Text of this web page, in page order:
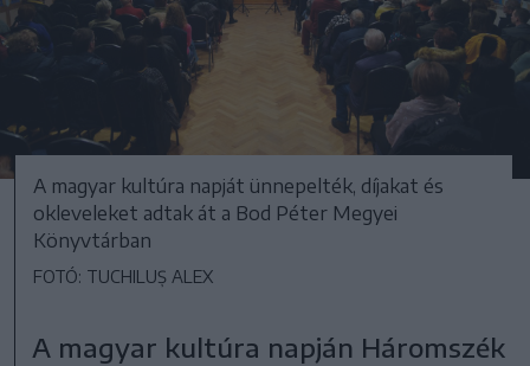
A magyar kultúra napját ünnepelték, díjakat és
okleveleket adtak át a Bod Péter Megyei
Könyvtárban
FOTÓ: TUCHILUȘ ALEX
A magyar kultúra napján Háromszék